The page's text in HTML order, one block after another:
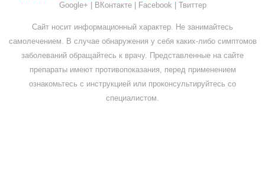
Google+ | ВКонтакте | Facebook | Твиттер
Сайт носит информационный характер. Не занимайтесь
самолечением. В случае обнаружения у себя каких-либо симптомов
заболеваний обращайтесь к врачу. Представленные на сайте
препараты имеют противопоказания, перед применением
ознакомьтесь с инструкцией или проконсультируйтесь со
специалистом.